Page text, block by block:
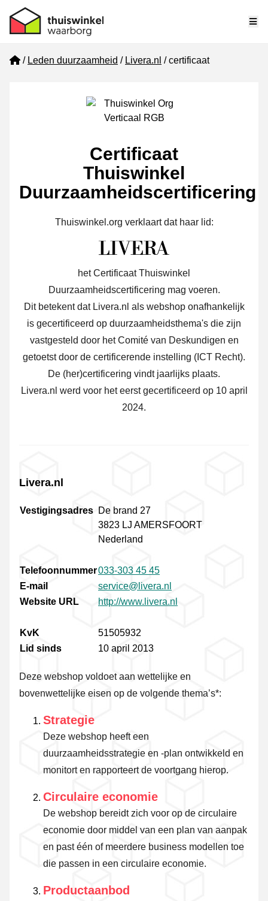
Home
Leden duurzaamheid Livera.nl certificaat
Certificaat
Thuiswinkel
Duurzaamheidscertificering
Thuiswinkel.org verklaart dat haar lid:
het Certificaat Thuiswinkel
Duurzaamheidscertificering mag voeren.
Dit betekent dat Livera.nl als webshop onafhankelijk
is gecertificeerd op duurzaamheidsthema's die zijn
vastgesteld door het Comité van Deskundigen en
getoetst door de certificerende instelling (ICT Recht).
De (her)certificering vindt jaarlijks plaats.
Livera.nl werd voor het eerst gecertificeerd op 10 april
2024.
Livera.nl
Vestigingsadres De brand 27
3823 LJ AMERSFOORT
Nederland
Telefoonnummer033-303 45 45
E-mail
service@livera.nl
Website URL
http://www.livera.nl
KvK
51505932
Lid sinds
10 april 2013
Deze webshop voldoet aan wettelijke en
bovenwettelijke eisen op de volgende thema’s*:
Strategie
Deze webshop heeft een
duurzaamheidsstrategie en -plan ontwikkeld en
monitort en rapporteert de voortgang hierop.
Circulaire economie
De webshop bereidt zich voor op de circulaire
economie door middel van een plan van aanpak
en past één of meerdere business modellen toe
die passen in een circulaire economie.
Productaanbod